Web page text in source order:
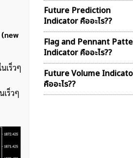
เร็วๆ
เร็วๆ
Future Prediction
Indicator คืออะไร??
Flag and Pennant
Indicator คืออะไร??
Future Volume
คืออะไร??